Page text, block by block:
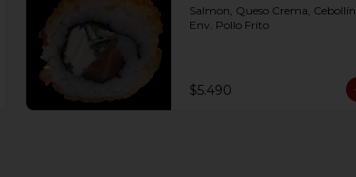
Salmon, Queso Crema, Cebollín
Env. Pollo Frito
$5.490